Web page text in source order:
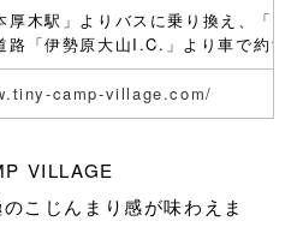
厚木駅」より​バスに乗り換え、「広
路「伊勢原大山I.C.」より車で約15
camp-village.com/
VILLAGE
こじんまり感が味わえま